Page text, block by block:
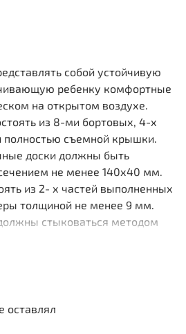
собой устойчивую
ребенку комфортные
на открытом воздухе.
из 8-ми бортовых, 4-х
съемной крышки.
доски должны быть
не менее 140х40 мм.
из 2- х частей выполненных
толщиной не менее 9 мм.
стыковаться методом
между собой металлическими
оставлял